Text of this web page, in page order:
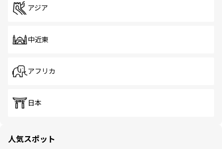
アジア
中近東
アフリカ
日本
人気スポット